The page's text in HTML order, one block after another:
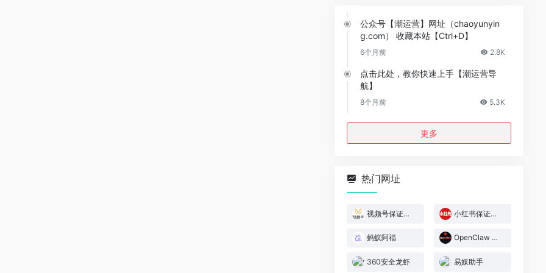
公众号【潮运营】网址（chaoyunyin
g.com） 收藏本站【Ctrl+D】
6个月前 2.8K
点击此处，教你快速上手【潮运营导
航】
8个月前 5.3K
更多
热门网址
视频号保证金规则 小红书保证金规则
蚂蚁阿福 OpenClaw 官网
360安全龙虾 易媒助手